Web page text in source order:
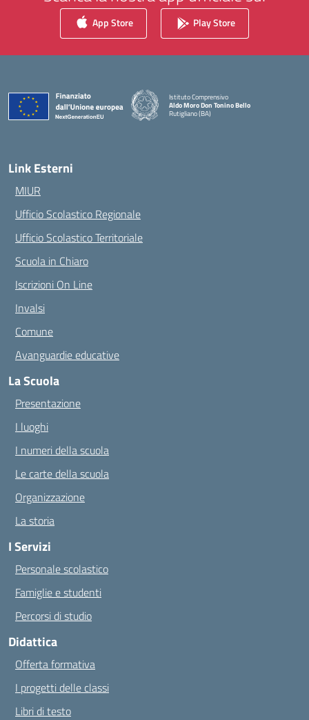
App Store Play Store
Istituto Comprensivo
Aldo Moro Don Tonino Bello
Rutigliano (BA)
— Visita la pagina iniziale della scuola
Link Esterni
MIUR
Ufficio Scolastico Regionale
Ufficio Scolastico Territoriale
Scuola in Chiaro
Iscrizioni On Line
Invalsi
Comune
Avanguardie educative
La Scuola
Presentazione
I luoghi
I numeri della scuola
Le carte della scuola
Organizzazione
La storia
I Servizi
Personale scolastico
Famiglie e studenti
Percorsi di studio
Didattica
Offerta formativa
I progetti delle classi
Libri di testo